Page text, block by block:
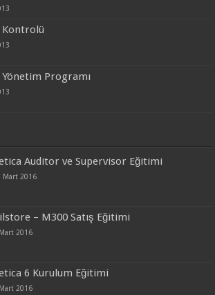
Kontrolü
Programı
Auditor ve Supervisor Eğitimi
Mart 2016
– M300 Satış Eğitimi
2016
6 Kurulum Eğitimi
2016